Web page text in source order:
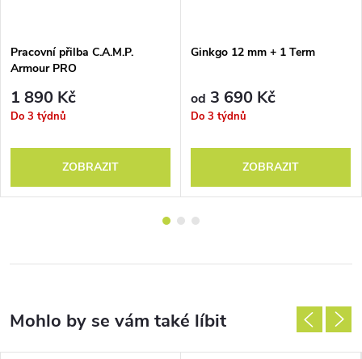
Pracovní přilba C.A.M.P.
Armour PRO
1 890 Kč
Do 3 týdnů
ZOBRAZIT
Ginkgo 12 mm + 1 Term
od 3 690 Kč
Do 3 týdnů
ZOBRAZIT